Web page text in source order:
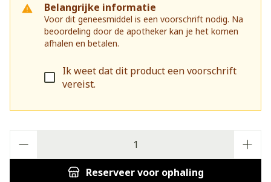
Belangrijke informatie
Voor dit geneesmiddel is een voorschrift nodig. Na
beoordeling door de apotheker kan je het komen
afhalen en betalen.
Ik weet dat dit product een voorschrift
vereist.
Reserveervoor ophaling